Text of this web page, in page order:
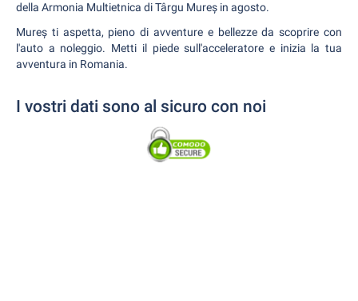
della Armonia Multietnica di Târgu Mureș in agosto.
Mureș ti aspetta, pieno di avventure e bellezze da scoprire con
l'auto a noleggio. Metti il piede sull'acceleratore e inizia la tua
avventura in Romania.
I vostri dati sono al sicuro con noi